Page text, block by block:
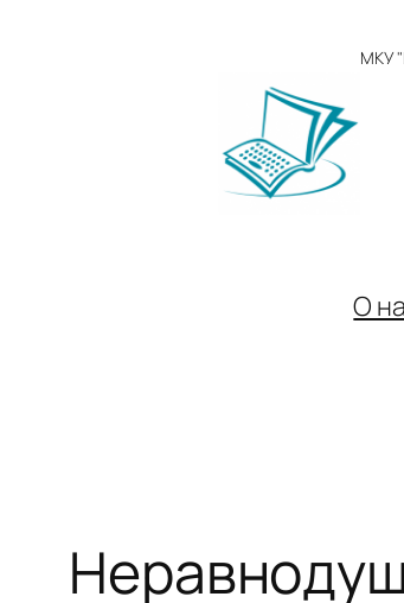
МКУ
О